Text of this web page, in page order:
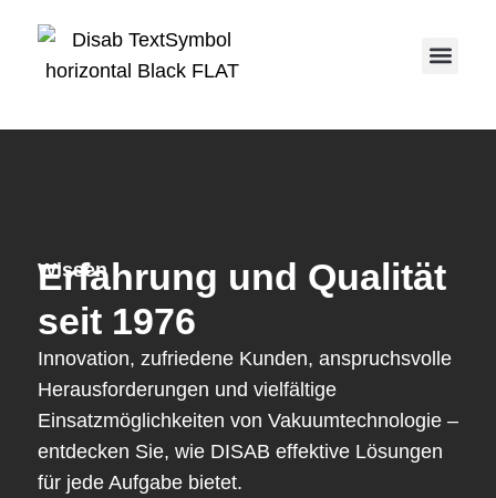
Wissen
Erfahrung und Qualität
seit 1976
Innovation, zufriedene Kunden, anspruchsvolle
Herausforderungen und vielfältige
Einsatzmöglichkeiten von Vakuumtechnologie –
entdecken Sie, wie DISAB effektive Lösungen
für jede Aufgabe bietet.